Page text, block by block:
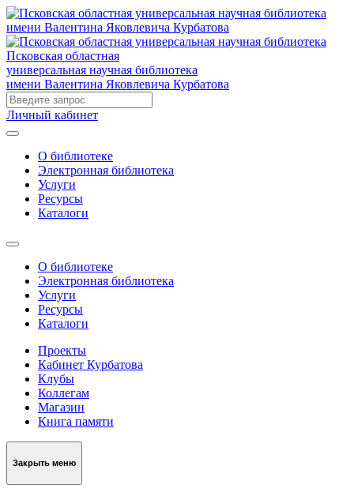
Псковская областная
универсальная научная библиотека
имени Валентина Яковлевича Курбатова
Личный кабинет
О библиотеке
Электронная библиотека
Услуги
Ресурсы
Каталоги
О библиотеке
Электронная библиотека
Услуги
Ресурсы
Каталоги
Проекты
Кабинет Курбатова
Клубы
Коллегам
Магазин
Книга памяти
Закрыть меню